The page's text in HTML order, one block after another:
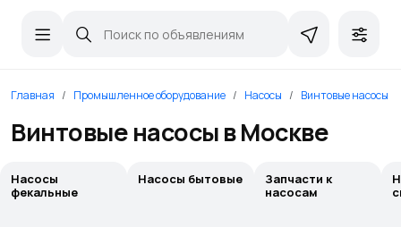
Главная Промышленное оборудование Насосы Винтовые насосы
Винтовые насосы в Москве
Насосы
фекальные
Насосы бытовые
Запчасти к
насосам